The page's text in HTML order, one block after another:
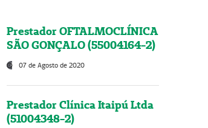
Prestador OFTALMOCLÍNICA
SÃO GONÇALO (55004164-2)
07 de Agosto de 2020
Prestador Clínica Itaipú Ltda
(51004348-2)